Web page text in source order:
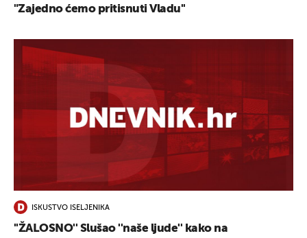
"Zajedno ćemo pritisnuti Vladu''
ISKUSTVO ISELJENIKA
''ŽALOSNO'' Slušao ''naše ljude'' kako na
UKLJUČITE NOTIFIKACIJE